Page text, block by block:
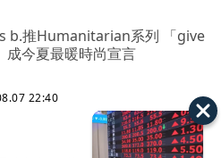
推Humanitarian系列 「give
成今夏最暖時尚宣言
22:40